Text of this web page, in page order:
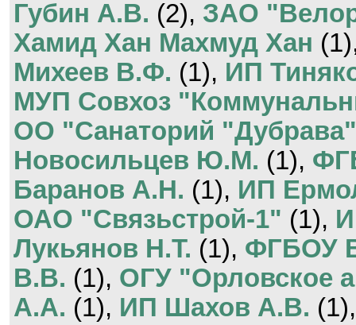
Губин А.В. (2), ЗАО
Хамид Хан Махмуд Хан
Михеев В.Ф. (1), ИП
МУП Совхоз
ОО "Санаторий "Дубрава"
Новосильцев Ю.М. (1),
Баранов А.Н. (1), ИП
ОАО "Связьстрой-1" (1),
Лукьянов Н.Т. (1), ФГБОУ
В.В. (1), ОГУ "Орловское
А.А. (1), ИП Шахов А.В.